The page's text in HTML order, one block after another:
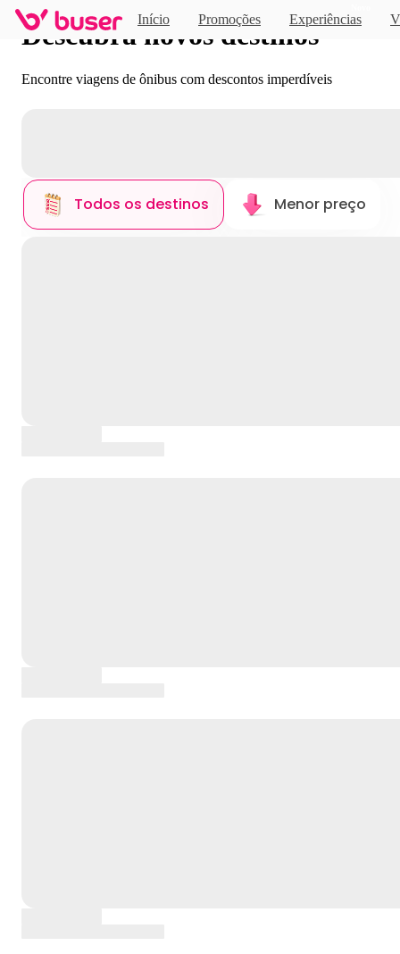
Início Promoções Experiências
Descubra novos destinos
Encontre viagens de ônibus com descontos imperdíveis
Todos os destinos Menor preço